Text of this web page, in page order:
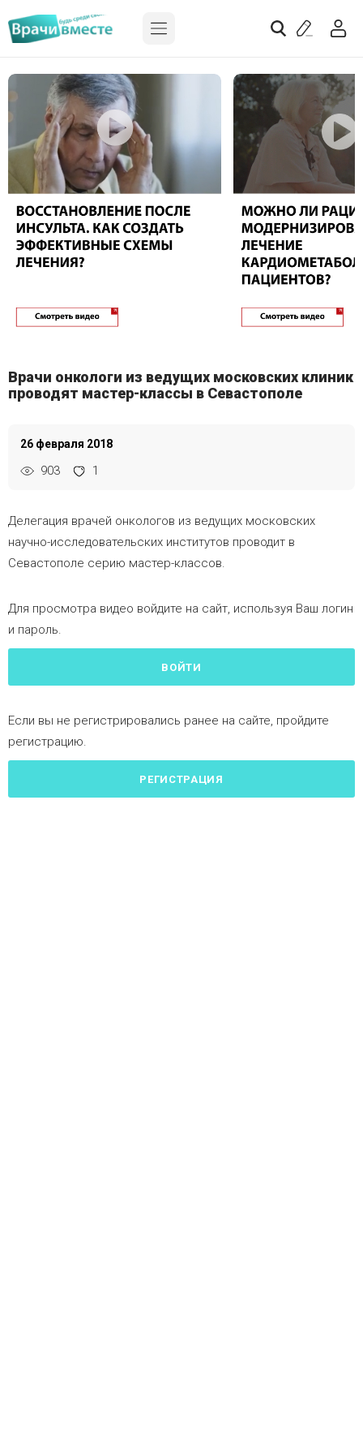
Врачи онкологи из ведущих московских клиник
проводят мастер-классы в Севастополе
26 февраля 2018
903 1
Делегация врачей онкологов из ведущих московских
научно-исследовательских институтов проводит в
Севастополе серию мастер-классов.
Для просмотра видео войдите на сайт, используя Ваш логин
и пароль.
ВОЙТИ
Если вы не регистрировались ранее на сайте, пройдите
регистрацию.
РЕГИСТРАЦИЯ